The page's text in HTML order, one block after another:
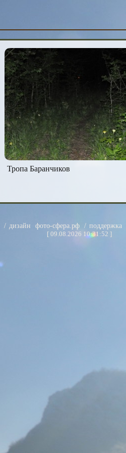
Тропа Баранчиков
/ дизайн фото-сфера.рф / поддержка
[ 09.08.2026 10:31:52 ]